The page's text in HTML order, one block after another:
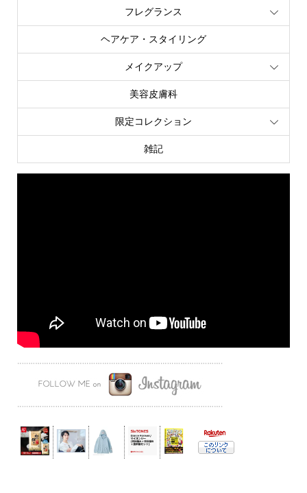
フレグランス
ヘアケア・スタイリング
メイクアップ
美容皮膚科
限定コレクション
雑記